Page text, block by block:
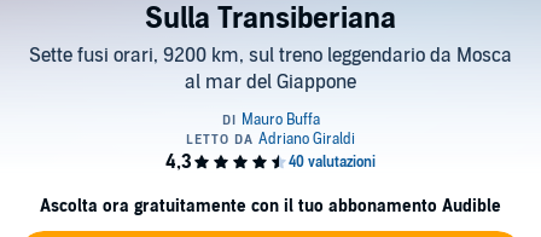
Sulla Transiberiana
Sette fusi orari, 9200 km, sul treno leggendario da Mosca
al mar del Giappone
Ascolta ora gratuitamente con il tuo abbonamento Audible